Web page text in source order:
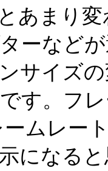
あまり
ーなど
サイズ
す。フ
ームレー
になる